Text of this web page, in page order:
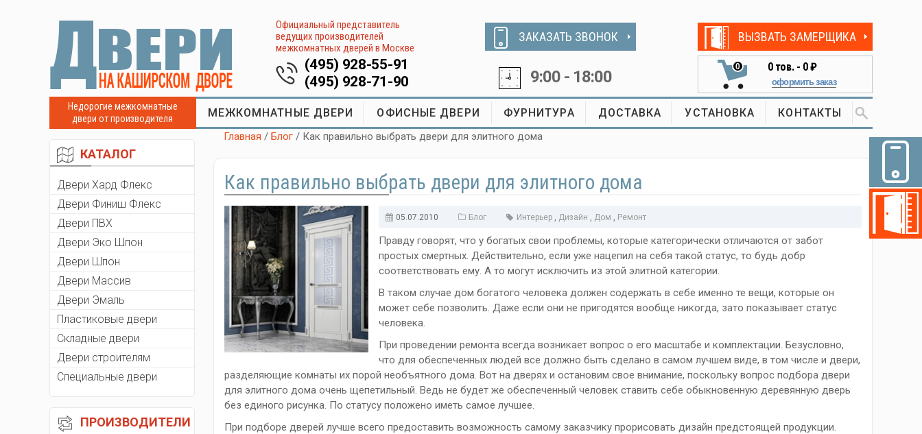
Официальный представитель
ведущих производителей
межкомнатных дверей в Москве
(495) 928-55-91
(495) 928-71-90
ЗАКАЗАТЬ ЗВОНОК
9:00 - 18:00
ВЫЗВАТЬ ЗАМЕРЩИКА
0 0тов. - 0 ₽
оформить заказ
Недорогие межкомнатные
двери от производителя
МЕЖКОМНАТНЫЕ ДВЕРИ ОФИСНЫЕ ДВЕРИ ФУРНИТУРА ДОСТАВКА УСТАНОВКА КОНТАКТЫ
КАТАЛОГ
Двери Хард Флекс
Двери Финиш Флекс
Двери ПВХ
Двери Эко Шпон
Двери Шпон
Двери Массив
Двери Эмаль
Пластиковые двери
Складные двери
Двери строителям
Специальные двери
ПРОИЗВОДИТЕЛИ
Главная /Блог / Как правильно выбрать двери для элитного дома
Как правильно выбрать двери для элитного дома
05.07.2010 Блог Интерьер , Дизайн , Дом , Ремонт
Правду говорят, что у богатых свои проблемы, которые категорически отличаются от забот
простых смертных. Действительно, если уже нацепил на себя такой статус, то будь добр
соответствовать ему. А то могут исключить из этой элитной категории.
В таком случае дом богатого человека должен содержать в себе именно те вещи, которые он
может себе позволить. Даже если они не пригодятся вообще никогда, зато показывает статус
человека.
При проведении ремонта всегда возникает вопрос о его масштабе и комплектации. Безусловно,
что для обеспеченных людей все должно быть сделано в самом лучшем виде, в том числе и двери,
разделяющие комнаты их порой необъятного дома. Вот на дверях и остановим свое внимание, поскольку вопрос подбора двери
для элитного дома очень щепетильный. Ведь не будет же обеспеченный человек ставить себе обыкновенную деревянную дверь
без единого рисунка. По статусу положено иметь самое лучшее.
При подборе дверей лучше всего предоставить возможность самому заказчику прорисовать дизайн предстоящей продукции.